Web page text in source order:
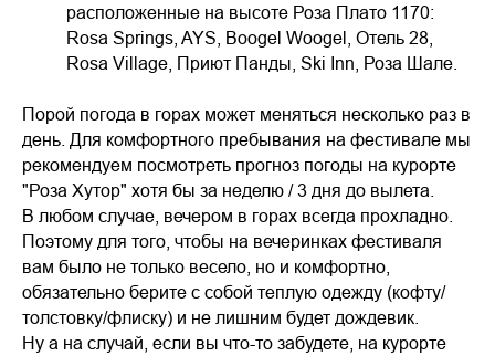
расположенные на высоте Роза Плато 1170:
Rosa Springs, AYS, Boogel Woogel, Отель 28,
Rosa Village, Приют Панды, Ski Inn, Роза Шале.
Порой погода в горах может меняться несколько раз в
день. Для комфортного пребывания на фестивале мы
рекомендуем посмотреть прогноз погоды на курорте
"Роза Хутор" хотя бы за неделю / 3 дня до вылета.
В любом случае, вечером в горах всегда прохладно.
Поэтому для того, чтобы на вечеринках фестиваля
вам было не только весело, но и комфортно,
обязательно берите с собой теплую одежду (кофту/
толстовку/флиску) и не лишним будет дождевик.
Ну а на случай, если вы что-то забудете, на курорте